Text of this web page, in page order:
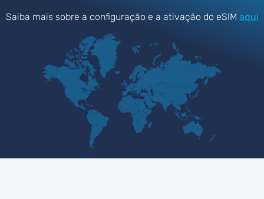
Saiba mais sobre a configuração e a ativação do eSIM aqui